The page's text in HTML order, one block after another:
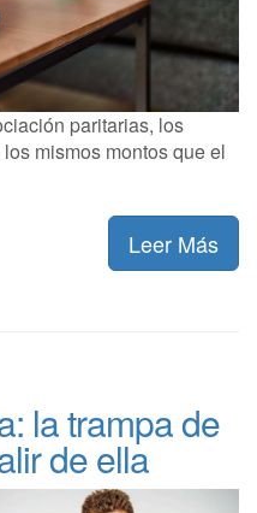
paritarias, los
mismos montos que el
Leer Más
la trampa de
de ella